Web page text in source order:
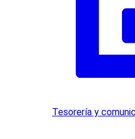
Tesorería y